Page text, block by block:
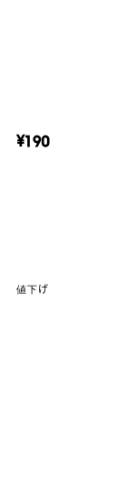
¥190
値下げ